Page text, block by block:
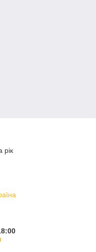
рік